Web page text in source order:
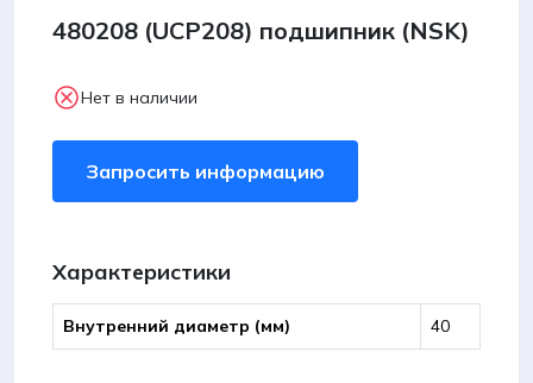
480208 (UCP208) подшипник (NSK)
Нет в наличии
Запросить информацию
Характеристики
Внутренний диаметр (мм) 40